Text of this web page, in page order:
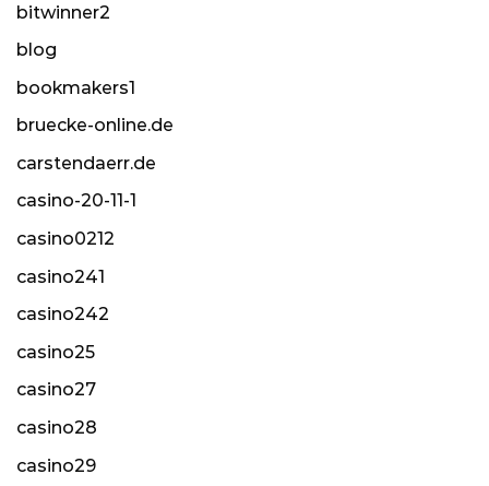
bitwinner2
blog
bookmakers1
bruecke-online.de
carstendaerr.de
casino-20-11-1
casino0212
casino241
casino242
casino25
casino27
casino28
casino29